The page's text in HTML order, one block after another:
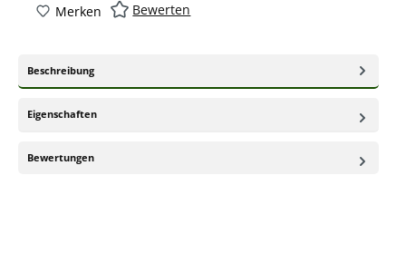
Merken Bewerten
Beschreibung
Eigenschaften
Bewertungen